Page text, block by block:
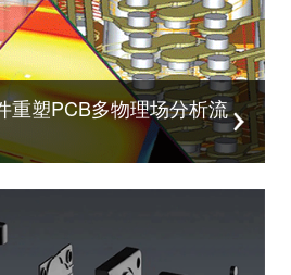
重塑PCB多物理场分析流